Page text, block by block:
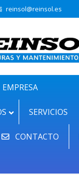
reinsol@reinsol.es
EMPRESA
SERVICIOS
CONTACTO